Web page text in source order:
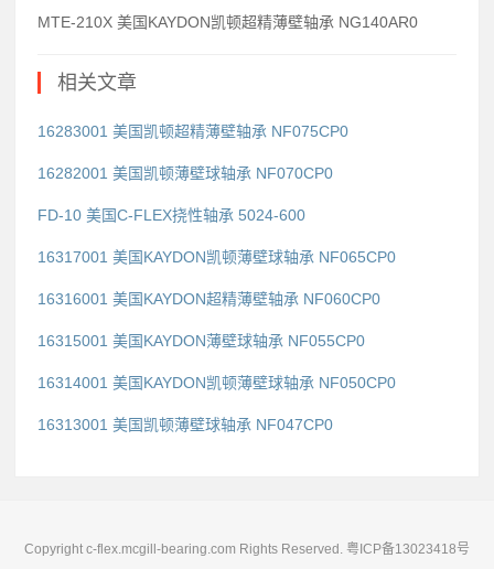
MTE-210X 美国KAYDON凯顿超精薄壁轴承 NG140AR0
相关文章
16283001 美国凯顿超精薄壁轴承 NF075CP0
16282001 美国凯顿薄壁球轴承 NF070CP0
FD-10 美国C-FLEX挠性轴承 5024-600
16317001 美国KAYDON凯顿薄壁球轴承 NF065CP0
16316001 美国KAYDON超精薄壁轴承 NF060CP0
16315001 美国KAYDON薄壁球轴承 NF055CP0
16314001 美国KAYDON凯顿薄壁球轴承 NF050CP0
16313001 美国凯顿薄壁球轴承 NF047CP0
Copyright c-flex.mcgill-bearing.com Rights Reserved. 粤ICP备13023418号